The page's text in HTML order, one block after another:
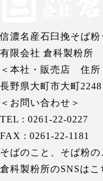
信濃名産石臼挽そば粉
有限会社 倉科製粉所
＜本社・販売店 住所
長野県大町市大町2248
＜お問い合わせ＞
TEL : 0261-22-0227
FAX : 0261-22-1181
そばのこと、そば粉
倉科製粉所のSNSはこ